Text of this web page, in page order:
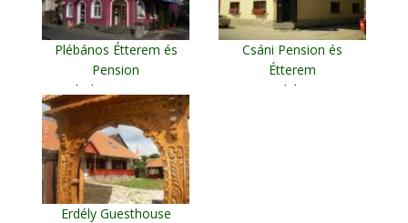
Plébános Étterem és
Pension
Odorheiu Secuiesc
Csáni Pension és
Étterem
Vlaha
Erdély Guesthouse